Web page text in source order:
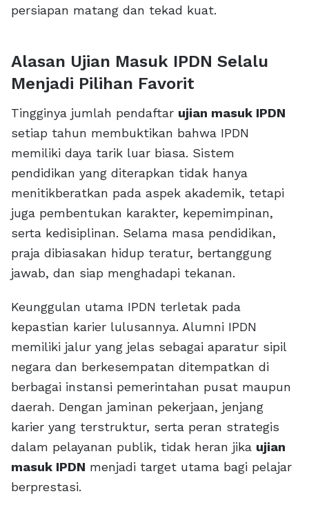
persiapan matang dan tekad kuat.
Alasan Ujian Masuk IPDN Selalu
Menjadi Pilihan Favorit
Tingginya jumlah pendaftar ujian masuk IPDN
setiap tahun membuktikan bahwa IPDN
memiliki daya tarik luar biasa. Sistem
pendidikan yang diterapkan tidak hanya
menitikberatkan pada aspek akademik, tetapi
juga pembentukan karakter, kepemimpinan,
serta kedisiplinan. Selama masa pendidikan,
praja dibiasakan hidup teratur, bertanggung
jawab, dan siap menghadapi tekanan.
Keunggulan utama IPDN terletak pada
kepastian karier lulusannya. Alumni IPDN
memiliki jalur yang jelas sebagai aparatur sipil
negara dan berkesempatan ditempatkan di
berbagai instansi pemerintahan pusat maupun
daerah. Dengan jaminan pekerjaan, jenjang
karier yang terstruktur, serta peran strategis
dalam pelayanan publik, tidak heran jika ujian
masuk IPDN menjadi target utama bagi pelajar
berprestasi.